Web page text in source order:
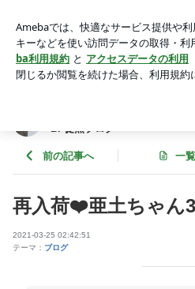
ART SALON WASABI 徒然ブ
アプリをダウンロードして ブログの
ょう。
BI 徒然ブログ
前の記事へ 一覧
再入荷❤️亜土ちゃん
2021-03-25 02:42:51
テーマ： ブログ